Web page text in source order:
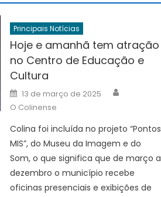
Principais Notícias
Hoje e amanhã tem atração
no Centro de Educação e
Cultura
Posted
on
13 de março de 2025
O Colinense
Colina foi incluída no projeto “Pontos
MIS”, do Museu da Imagem e do
Som, o que significa que de março a
dezembro o município recebe
oficinas presenciais e exibições de